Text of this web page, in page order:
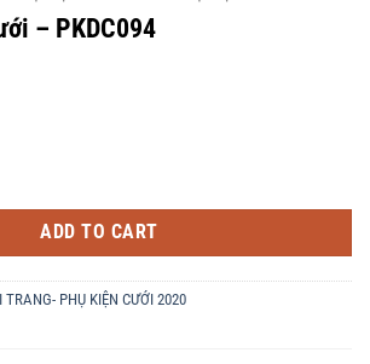
– PKDC094
quantity
ADD TO CART
TRANG- PHỤ KIỆN CƯỚI 2020